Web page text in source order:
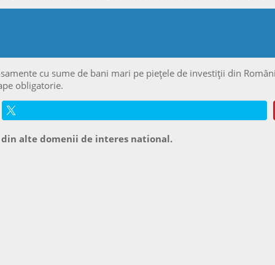
cu sume de bani mari pe piețele de investiții din
obligatorie.
alte domenii de interes national.